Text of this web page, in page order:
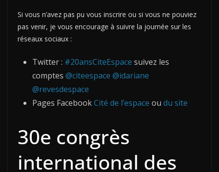
Si vous n’avez pas pu vous inscrire ou si vous ne pouviez
pas venir, je vous encourage à suivre la journée sur les
réseaux sociaux :
Twitter : #20ansCiteEspace suivez les
comptes @citeespace @idariane
@revesdespace
Pages FacebookCité de l’espace ou du site
30e congrès
international des